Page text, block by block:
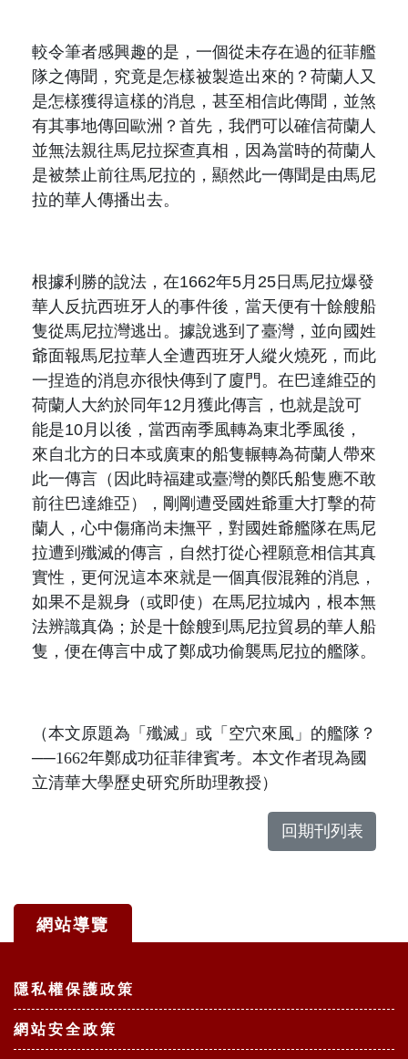
較令筆者感興趣的是，一個從未存在過的征菲艦
隊之傳聞，究竟是怎樣被製造出來的？荷蘭人又
是怎樣獲得這樣的消息，甚至相信此傳聞，並煞
有其事地傳回歐洲？首先，我們可以確信荷蘭人
並無法親往馬尼拉探查真相，因為當時的荷蘭人
是被禁止前往馬尼拉的，顯然此一傳聞是由馬尼
拉的華人傳播出去。
根據利勝的說法，在1662年5月 25 日馬尼拉爆發
華人反抗西班牙人的事件後，當天便有十餘艘船
隻從馬尼拉灣逃出。據說逃到了臺灣，並向國姓
爺面報馬尼拉華人全遭西班牙人縱火燒死，而此
一捏造的消息亦很快傳到了廈門。 在巴達維亞的
荷蘭人大約於同年12月獲此傳言，也就是說可
能是10月以後，當西南季風轉為東北季風後，
來自北方的日本或廣東的船隻輾轉為荷蘭人 帶來
此一傳言（因此時福建或臺灣的鄭氏船隻應不敢
前往巴達維亞），剛剛遭受國姓爺重大打擊的荷
蘭人，心中傷痛尚未撫平，對國姓爺艦隊在馬尼
拉遭到殲滅的傳言，自然打從心裡願意相信其真
實性，更何況這本來就是一個真假混雜的消息，
如果不是親身（或即使）在馬尼拉城內，根本無
法辨識真偽；於是十餘艘到馬尼拉貿易的華人船
隻 ，便在傳言中成了鄭成功偷襲馬尼拉的艦隊。
（本文原題為「殲滅」或「空穴來風」的艦隊？
──1662年鄭成功征菲律賓考。本文作者現為國
立清華大學歷史研究所助理教授）
回期刊列表
網站導覽
隱私權保護政策
網站安全政策